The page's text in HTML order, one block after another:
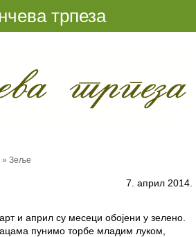
» Зеље
7. април 2014.
и април су месеци обојени у зелено.
пунимо торбе младим луком,
трпеза